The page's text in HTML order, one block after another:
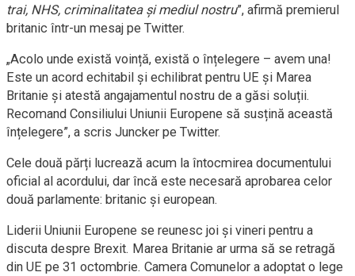
trai, NHS, criminalitatea şi mediul nostru”, afirmă premierul
britanic într-un mesaj pe Twitter.
„Acolo unde există voință, există o înțelegere – avem una!
Este un acord echitabil și echilibrat pentru UE și Marea
Britanie și atestă angajamentul nostru de a găsi soluții.
Recomand Consiliului Uniunii Europene să susțină această
înțelegere”, a scris Juncker pe Twitter.
Cele două părți lucrează acum la întocmirea documentului
oficial al acordului, dar încă este necesară aprobarea celor
două parlamente: britanic și european.
Liderii Uniunii Europene se reunesc joi şi vineri pentru a
discuta despre Brexit. Marea Britanie ar urma să se retragă
din UE pe 31 octombrie. Camera Comunelor a adoptat o lege